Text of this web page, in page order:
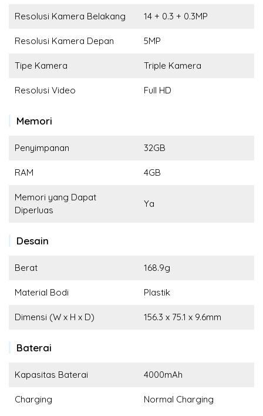
Resolusi Kamera Belakang 14 + 0.3 + 0.3MP
Resolusi Kamera Depan 5MP
Tipe Kamera Triple Kamera
Resolusi Video Full HD
Memori
Penyimpanan 32GB
RAM 4GB
Memori yang Dapat
Diperluas
Ya
Desain
Berat 168.9g
Material Bodi Plastik
Dimensi (W x H x D) 156.3 x 75.1 x 9.6mm
Baterai
Kapasitas Baterai 4000mAh
Charging Normal Charging